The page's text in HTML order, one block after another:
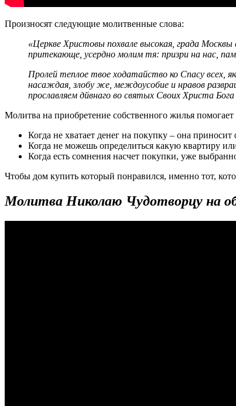
Произносят следующие молитвенные слова:
«Церкве Христовы похвале высокая, града
притекающе, усердно молим тя: призри на нас,
Пролей теплое твое ходатайство ко Спасу всех,
насаждая, злобу же, междоусобие и нравов
прославляем дйвнаго во святых Своих Христа Бога
Молитва на приобретение собственного жилья
Когда не хватает денег на покупку – она
Когда не можешь определиться какую квартиру
Когда есть сомнения насчет покупки, уже
Чтобы дом купить который понравился, именно тот,
Молитва Николаю Чудотворцу на